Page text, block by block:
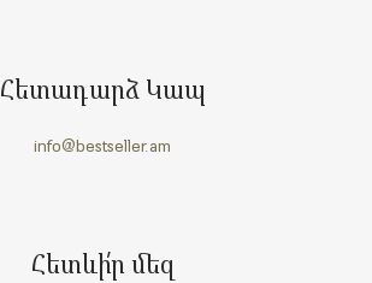
Հետադարձ Կապ
info@bestseller.am
Հետևի՛ր մեզ